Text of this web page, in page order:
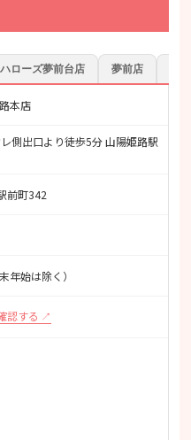
ハローズ夢前台店 夢前店
本店
側出口より徒歩5分 山陽姫路駅
前町342
年始は除く）
認する